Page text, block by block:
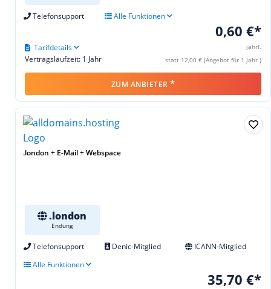
Telefonsupport Alle Funktionen
0,60 €*
jährl.
statt 12,00 € (Angebot für 1 Jahr )
Vertragslaufzeit: 1 Jahr
Tarifdetails
ZUM ANBIETER *
.london + E-Mail + Webspace
.london
Endung
Telefonsupport Denic-Mitglied
ICANN-Mitglied
Alle Funktionen
35,70 €*